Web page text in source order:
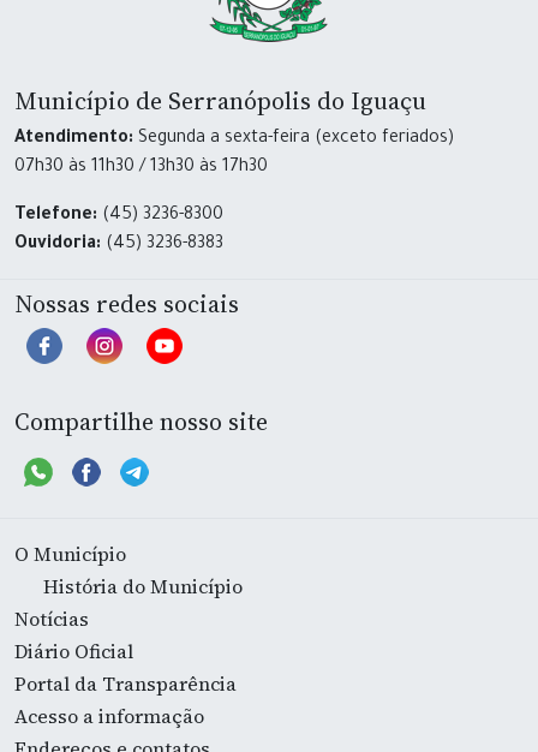
Município de Serranópolis do Iguaçu
Atendimento: Segunda a sexta-feira (exceto feriados)
07h30 às 11h30 / 13h30 às 17h30
Telefone: (45) 3236-8300
Ouvidoria: (45) 3236-8383
Nossas redes sociais
Compartilhe nosso site
O Município
História do Município
Notícias
Diário Oficial
Portal da Transparência
Acesso a informação